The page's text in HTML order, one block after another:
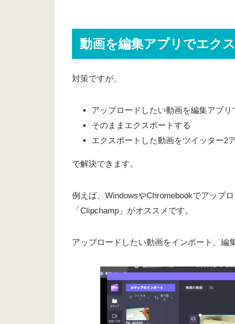
動画を編集アプリでエク
対策ですが、
アップロードしたい動画を編集アプリ
そのままエクスポートする
エクスポートした動画をツイッター2
で解決できます。
例えば、WindowsやChromebookでアップ
「Clipchamp」がオススメです。
アップロードしたい動画をインポート、編